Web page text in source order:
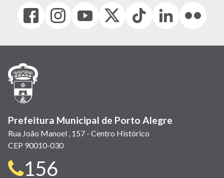
Facebook
(link
em
janela)
Instagram
(link
em
(link
em
(Antigo
(link
Tiktok
(link
em
LinkedIn
(link
em
(link
em
Prefeitura Municipal de Porto Alegre
Rua João Manoel , 157 - Centro Histórico
CEP 90010-030
Telefone
156